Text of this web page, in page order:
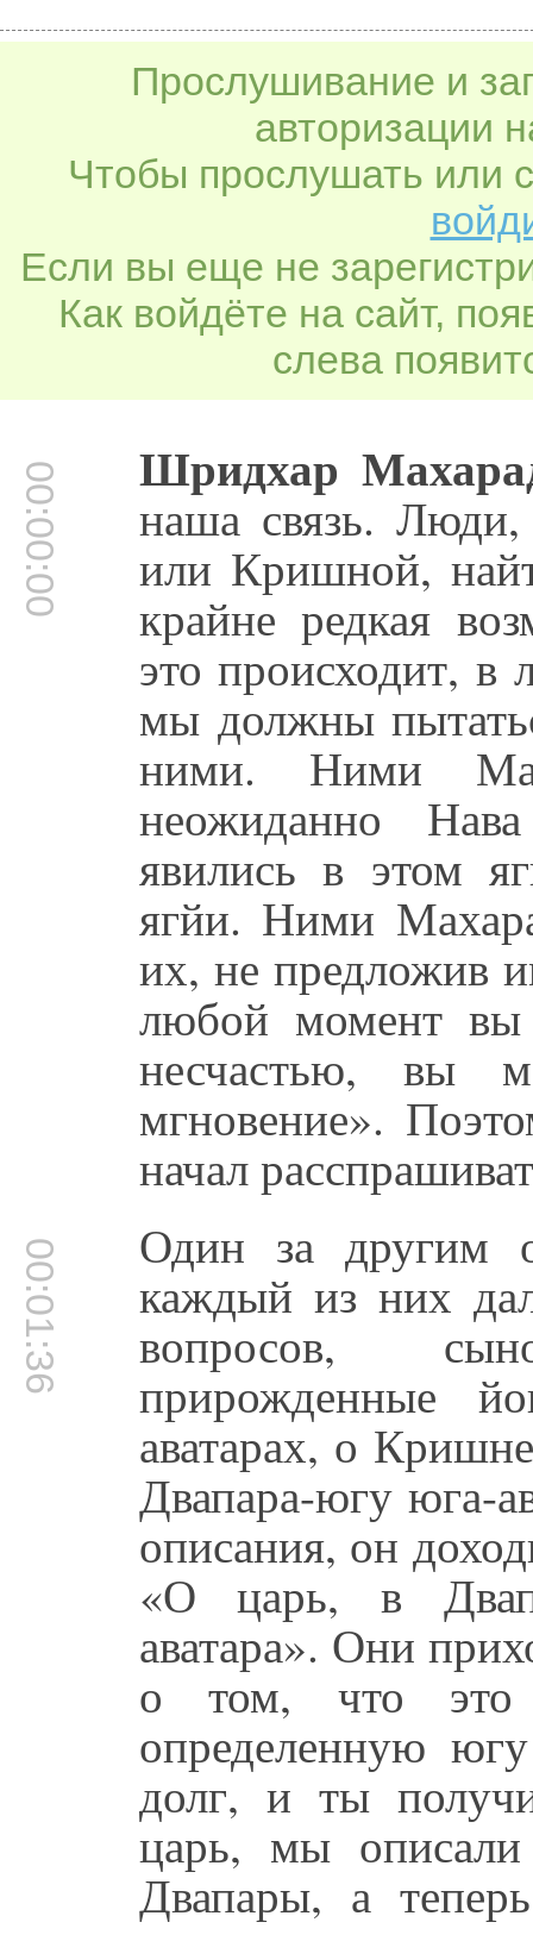
Прослушивание и
авторизации
Чтобы прослушать или
Если вы еще не
Как войдёте на сайт,
слева
00:00:00 Шридхар
наша связь.
или Кришной,
крайне редкая
это происходит,
мы должны
ними. Ними
неожиданно
явились в этом
ягйи. Ними
их, не предложив
любой момент вы
несчастью, вы
мгновение».
начал
00:01:36 Один за другим
каждый из них
вопросов,
прирожденные
аватарах, о
Двапара-югу юга-
описания, он
«О царь, в
аватара». Они
о том, что это
определенную
долг, и ты
царь, мы
Двапары, а